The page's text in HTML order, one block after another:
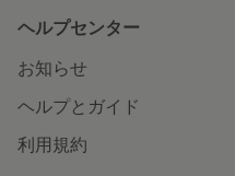
ヘルプセンター
お知らせ
ヘルプとガイド
利用規約